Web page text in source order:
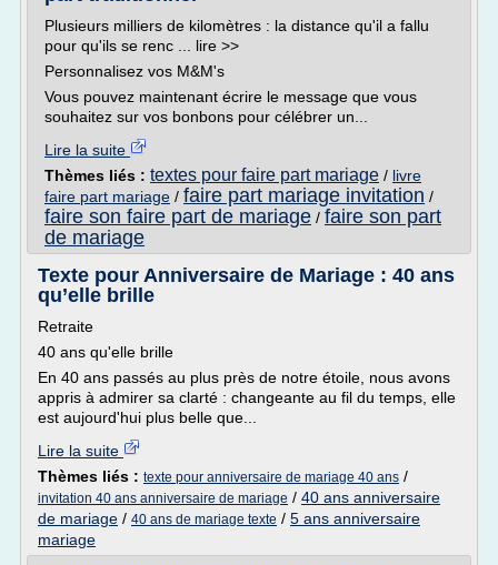
Plusieurs milliers de kilomètres : la distance qu'il a fallu
pour qu'ils se renc ... lire >>
Personnalisez vos M&M's
Vous pouvez maintenant écrire le message que vous
souhaitez sur vos bonbons pour célébrer un...
Lire la suite
Thèmes liés : textes pour faire part mariage / livre
faire part mariage / faire part mariage invitation /
faire son faire part de mariage / faire son part
de mariage
Texte pour Anniversaire de Mariage : 40 ans
qu’elle brille
Retraite
40 ans qu'elle brille
En 40 ans passés au plus près de notre étoile, nous avons
appris à admirer sa clarté : changeante au fil du temps, elle
est aujourd'hui plus belle que...
Lire la suite
Thèmes liés : texte pour anniversaire de mariage 40 ans /
invitation 40 ans anniversaire de mariage / 40 ans anniversaire
de mariage / 40 ans de mariage texte / 5 ans anniversaire
mariage